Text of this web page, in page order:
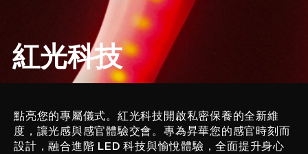
紅光科技
描
述
點亮您的專屬儀式。紅光科技開啟私密保養的全新維
度，讓光感與感官體驗交會。專為昇華您的感官時刻而
設計，融合進階 LED 科技與愉悅體驗，全面提升身心